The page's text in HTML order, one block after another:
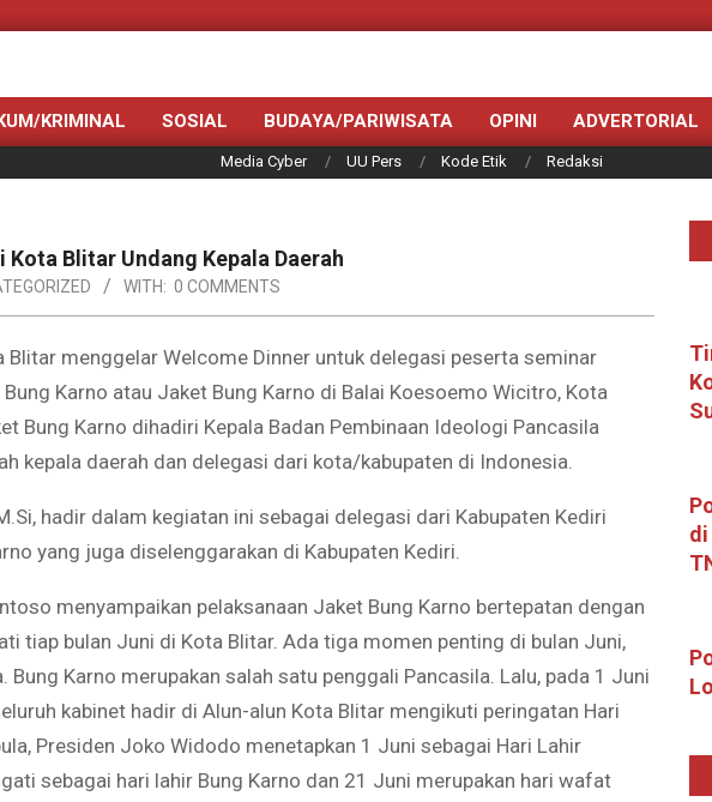
KRIMINAL SOSIAL BUDAYA/PARIWISATA OPINI ADVERTORIAL
Media Cyber UU Pers Kode Etik Redaksi
Blitar Undang Kepala Daerah
WITH: 0 COMMENTS
Blitar menggelar Welcome Dinner untuk delegasi peserta seminar
Karno atau Jaket Bung Karno di Balai Koesoemo Wicitro, Kota
Bung Karno dihadiri Kepala Badan Pembinaan Ideologi Pancasila
kepala daerah dan delegasi dari kota/kabupaten di Indonesia.
hadir dalam kegiatan ini sebagai delegasi dari Kabupaten Kediri
yang juga diselenggarakan di Kabupaten Kediri.
menyampaikan pelaksanaan Jaket Bung Karno bertepatan dengan
tiap bulan Juni di Kota Blitar. Ada tiga momen penting di bulan Juni,
Bung Karno merupakan salah satu penggali Pancasila. Lalu, pada 1 Juni
kabinet hadir di Alun-alun Kota Blitar mengikuti peringatan Hari
Presiden Joko Widodo menetapkan 1 Juni sebagai Hari Lahir
sebagai hari lahir Bung Karno dan 21 Juni merupakan hari wafat
di